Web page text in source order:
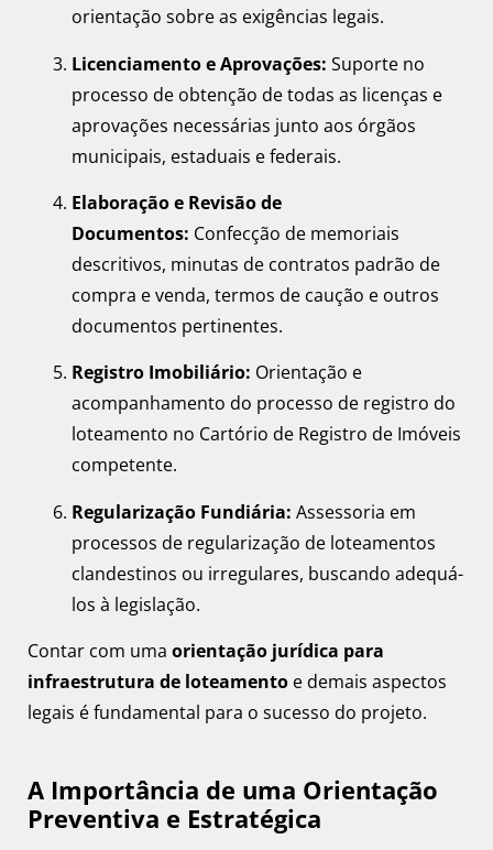
orientação sobre as exigências legais.
Licenciamento e Aprovações: Suporte no
processo de obtenção de todas as licenças e
aprovações necessárias junto aos órgãos
municipais, estaduais e federais.
Elaboração e Revisão de
Documentos: Confecção de memoriais
descritivos, minutas de contratos padrão de
compra e venda, termos de caução e outros
documentos pertinentes.
Registro Imobiliário: Orientação e
acompanhamento do processo de registro do
loteamento no Cartório de Registro de Imóveis
competente.
Regularização Fundiária: Assessoria em
processos de regularização de loteamentos
clandestinos ou irregulares, buscando adequá-
los à legislação.
Contar com uma orientação jurídica para
infraestrutura de loteamento e demais aspectos
legais é fundamental para o sucesso do projeto.
A Importância de uma Orientação
Preventiva e Estratégica